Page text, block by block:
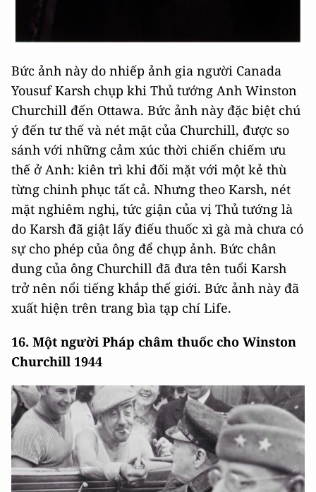
Bức ảnh này do nhiếp ảnh gia người Canada
Yousuf Karsh chụp khi Thủ tướng Anh Winston
Churchill đến Ottawa. Bức ảnh này đặc biệt chú
ý đến tư thế và nét mặt của Churchill, được so
sánh với những cảm xúc thời chiến chiếm ưu
thế ở Anh: kiên trì khi đối mặt với một kẻ thù
từng chinh phục tất cả. Nhưng theo Karsh, nét
mặt nghiêm nghị, tức giận của vị Thủ tướng là
do Karsh đã giật lấy điếu thuốc xì gà mà chưa có
sự cho phép của ông để chụp ảnh. Bức chân
dung của ông Churchill đã đưa tên tuổi Karsh
trở nên nổi tiếng khắp thế giới. Bức ảnh này đã
xuất hiện trên trang bìa tạp chí Life.
16. Một người Pháp châm thuốc cho Winston
Churchill 1944